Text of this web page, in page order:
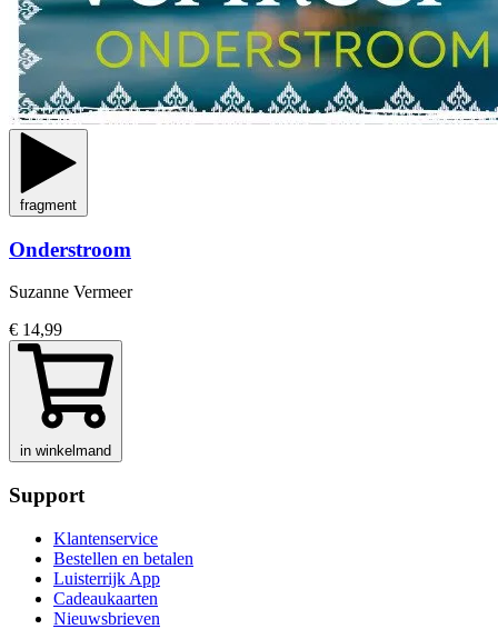
fragment
Onderstroom
Suzanne Vermeer
€ 14,99
in winkelmand
Support
Klantenservice
Bestellen en betalen
Luisterrijk App
Cadeaukaarten
Nieuwsbrieven